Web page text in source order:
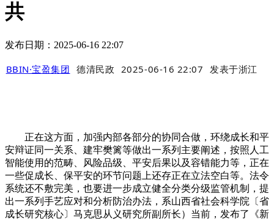
共
发布日期：2025-06-16 22:07
BBIN·宝盈集团 德清民政 2025-06-16 22:07 发表于浙江
正在这方面，加强内部各部分的协同合做，环绕成长和平
安辩证同一关系、建牢樊篱等做出一系列主要阐述，按照人工
智能使用的范畴、风险品级、平安后果以及容错能力等，正在
一些促成长、保平安的环节问题上还存正在立法空白等。法令
系统还不敷完美，也要进一步成立健全分类分级监管机制，提
出一系列手艺应对和分析防治办法，系山西省社会科学院〔省
成长研究核心〕马克思从义研究所副所长）当前，发布了《新